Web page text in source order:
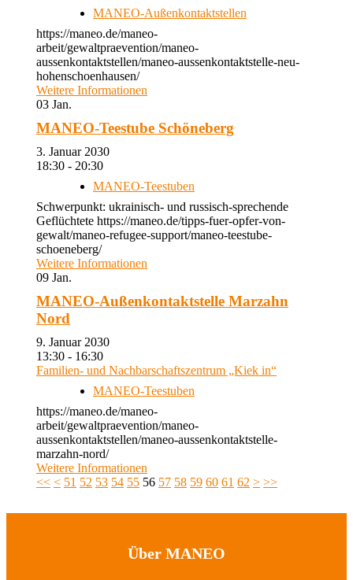
MANEO-Außenkontaktstellen
https://maneo.de/maneo-
arbeit/gewaltpraevention/maneo-
aussenkontaktstellen/maneo-aussenkontaktstelle-neu-
hohenschoenhausen/
Weitere Informationen
03 Jan.
MANEO-Teestube Schöneberg
3. Januar 2030
18:30 - 20:30
MANEO-Teestuben
Schwerpunkt: ukrainisch- und russisch-sprechende
Geflüchtete https://maneo.de/tipps-fuer-opfer-von-
gewalt/maneo-refugee-support/maneo-teestube-
schoeneberg/
Weitere Informationen
09 Jan.
MANEO-Außenkontaktstelle Marzahn
Nord
9. Januar 2030
13:30 - 16:30
Familien- und Nachbarschaftszentrum „Kiek in“
MANEO-Teestuben
https://maneo.de/maneo-
arbeit/gewaltpraevention/maneo-
aussenkontaktstellen/maneo-aussenkontaktstelle-
marzahn-nord/
Weitere Informationen
<< < 51 52 53 54 55 56 57 58 59 60 61 62 > >>
Über MANEO